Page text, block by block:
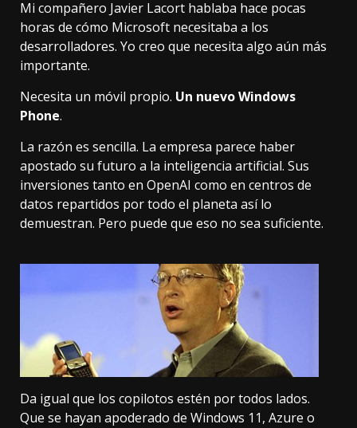
Mi compañero Javier Lacort hablaba hace pocas
horas de cómo Microsoft necesitaba a los
desarrolladores. Yo creo que necesita algo aún más
importante.
Necesita un móvil propio. Un nuevo Windows
Phone.
La razón es sencilla. La empresa parece haber
apostado su futuro a la inteligencia artificial. Sus
inversiones tanto en OpenAI como en centros de
datos repartidos por todo el planeta así lo
demuestran. Pero puede que eso no sea suficiente.
Da igual que los copilotos estén por todos lados.
Que se hayan apoderado de Windows 11, Azure o